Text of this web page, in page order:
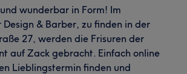
wunderbar in Form! Im
Design & Barber, zu finden in der
27, werden die Frisuren der
auf Zack gebracht. Einfach online
Lieblingstermin finden und